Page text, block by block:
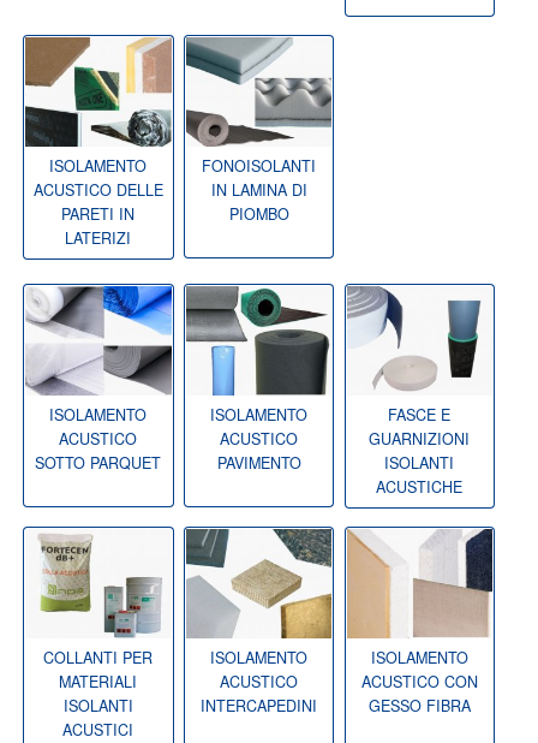
ISOLAMENTO
ACUSTICO DELLE
PARETI IN
LATERIZI
FONOISOLANTI
IN LAMINA DI
PIOMBO
ISOLAMENTO
ACUSTICO
SOTTO PARQUET
ISOLAMENTO
ACUSTICO
PAVIMENTO
FASCE E
GUARNIZIONI
ISOLANTI
ACUSTICHE
COLLANTI PER
MATERIALI
ISOLANTI
ACUSTICI
ISOLAMENTO
ACUSTICO
INTERCAPEDINI
ISOLAMENTO
ACUSTICO CON
GESSO FIBRA